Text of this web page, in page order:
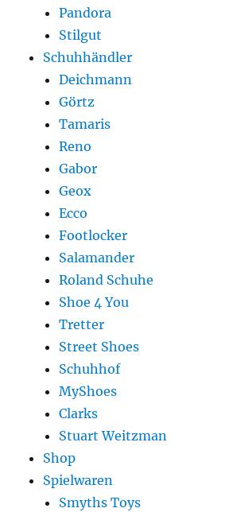
Pandora
Stilgut
Schuhhändler
Deichmann
Görtz
Tamaris
Reno
Gabor
Geox
Ecco
Footlocker
Salamander
Roland Schuhe
Shoe 4 You
Tretter
Street Shoes
Schuhhof
MyShoes
Clarks
Stuart Weitzman
Shop
Spielwaren
Smyths Toys